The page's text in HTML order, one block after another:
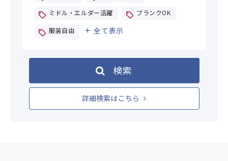
ミドル・エルダー活躍 ブランクOK
服装自由 全て表示
検索
詳細検索はこちら